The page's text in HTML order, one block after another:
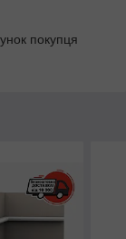
покупця